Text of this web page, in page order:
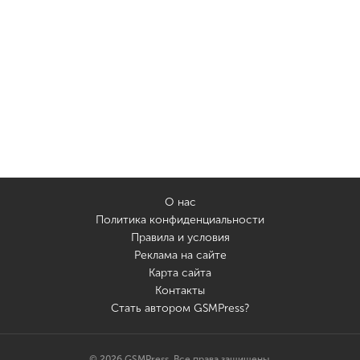
О нас
Политика конфиденциальности
Правила и условия
Реклама на сайте
Карта сайта
Контакты
Стать автором GSMPress?